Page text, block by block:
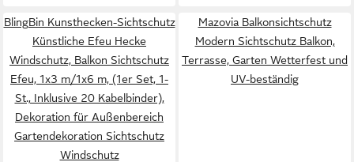
BlingBin Kunsthecken-Sichtschutz
Künstliche Efeu Hecke
Windschutz, Balkon Sichtschutz
Efeu, 1x3 m/1x6 m, (1er Set, 1-
St., Inklusive 20 Kabelbinder),
Dekoration für Außenbereich
Gartendekoration Sichtschutz
Windschutz
Mazovia Balkonsichtschutz
Modern Sichtschutz Balkon,
Terrasse, Garten Wetterfest und
UV-beständig